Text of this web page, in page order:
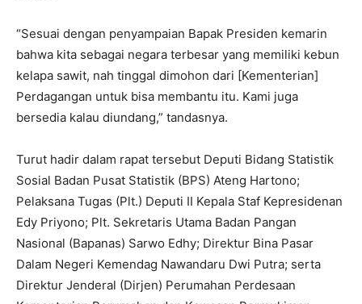
“Sesuai dengan penyampaian Bapak Presiden kemarin
bahwa kita sebagai negara terbesar yang memiliki kebun
kelapa sawit, nah tinggal dimohon dari [Kementerian]
Perdagangan untuk bisa membantu itu. Kami juga
bersedia kalau diundang,” tandasnya.
Turut hadir dalam rapat tersebut Deputi Bidang Statistik
Sosial Badan Pusat Statistik (BPS) Ateng Hartono;
Pelaksana Tugas (Plt.) Deputi II Kepala Staf Kepresidenan
Edy Priyono; Plt. Sekretaris Utama Badan Pangan
Nasional (Bapanas) Sarwo Edhy; Direktur Bina Pasar
Dalam Negeri Kemendag Nawandaru Dwi Putra; serta
Direktur Jenderal (Dirjen) Perumahan Perdesaan